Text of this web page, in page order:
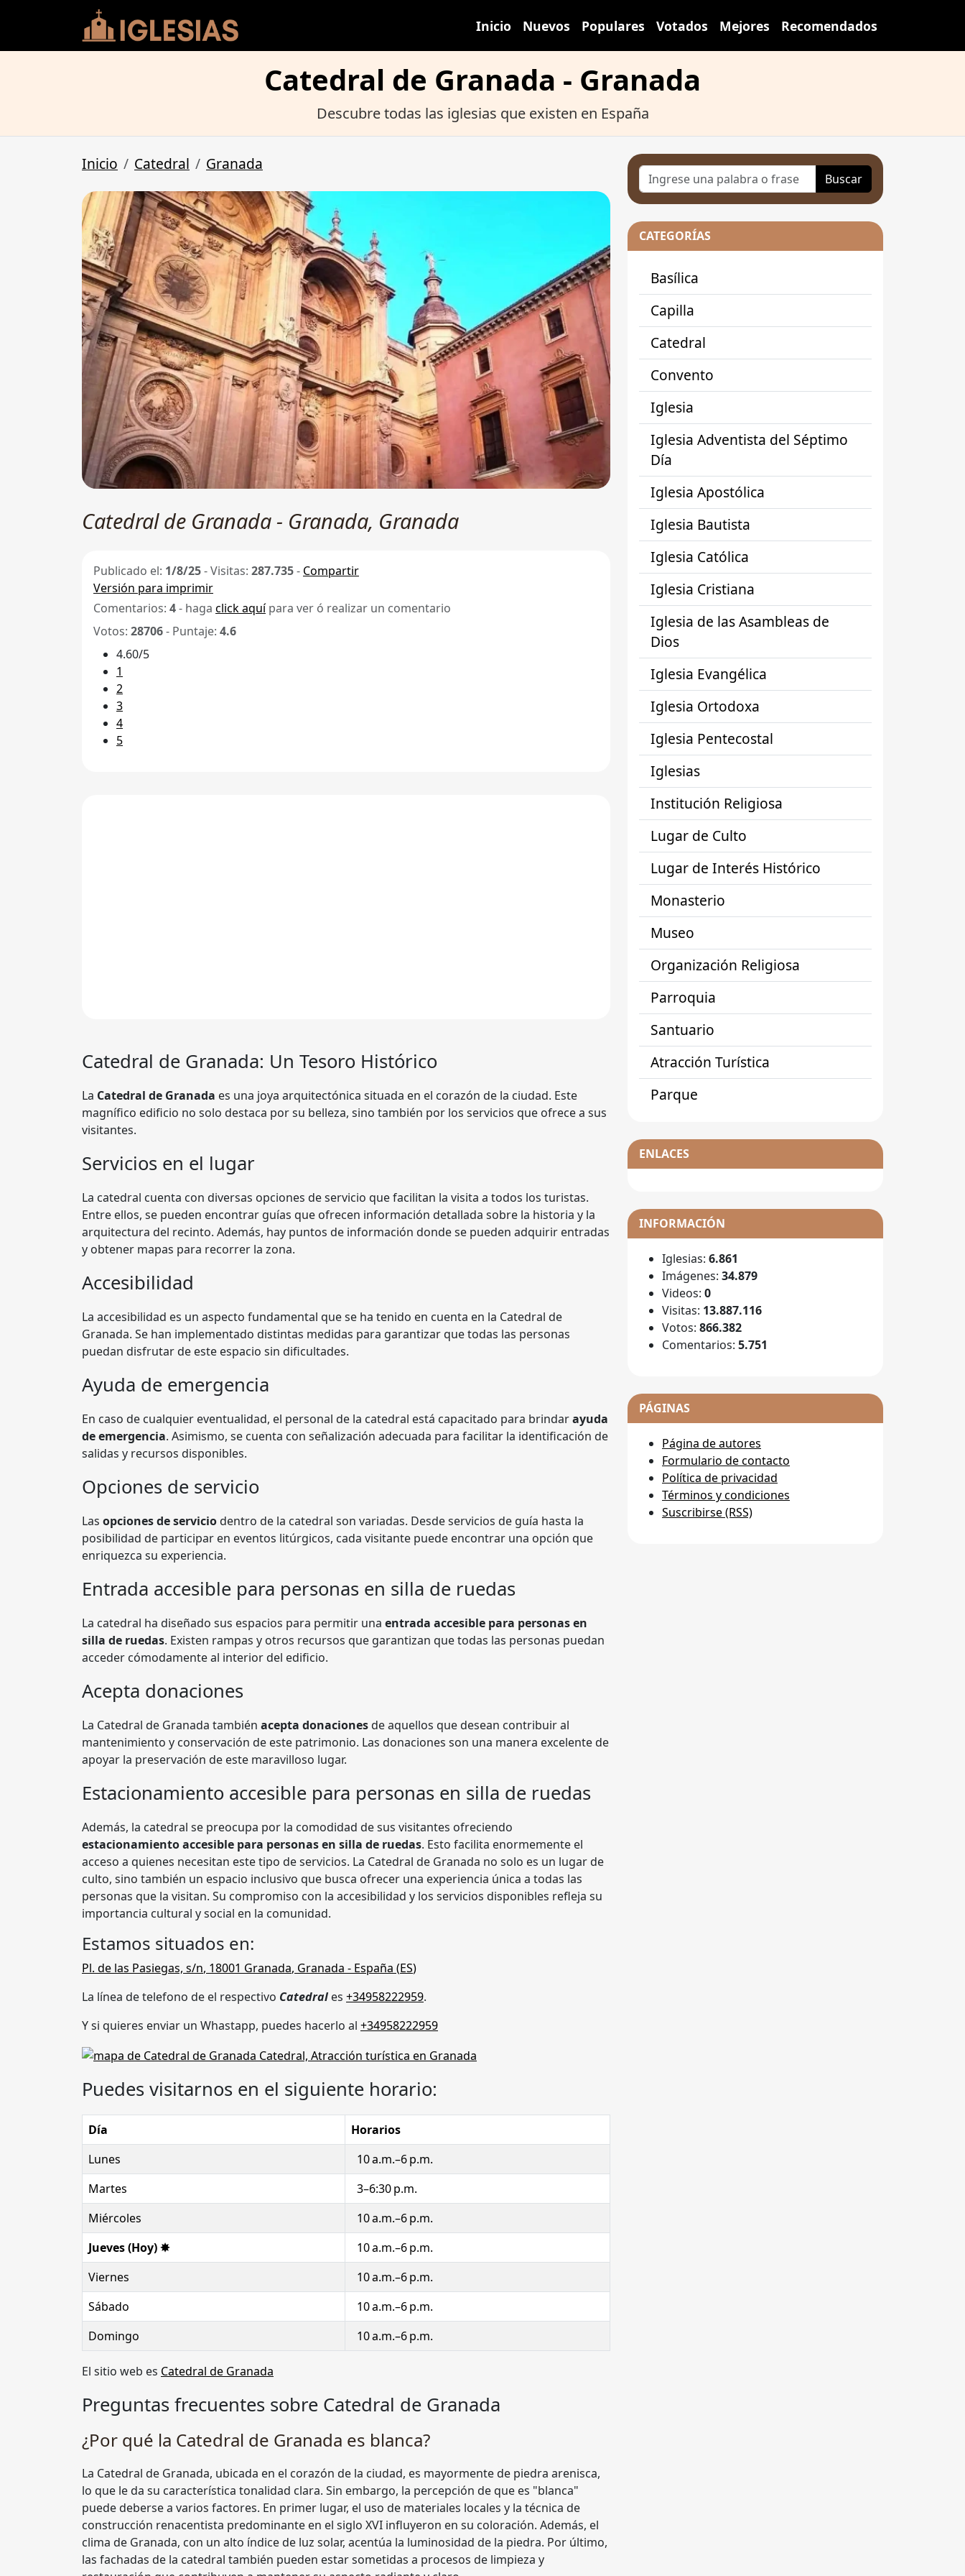
Inicio Nuevos Populares Votados Mejores Recomendados
Catedral de Granada - Granada
Descubre todas las iglesias que existen en España
Inicio Catedral Granada
Catedral de Granada - Granada, Granada
Publicado el: 1/8/25-Visitas: 287.735- Compartir
Versión para imprimir
Comentarios: 4- haga click aquípara ver ó realizar un comentario
Votos: 28706- Puntaje: 4.6
4.60/5
1
2
3
4
5
Catedral de Granada: Un Tesoro Histórico
La Catedral de Granada es una joya arquitectónica situada en el corazón de la ciudad. Este
magnífico edificio no solo destaca por su belleza, sino también por los servicios que ofrece a sus
visitantes.
Servicios en el lugar
La catedral cuenta con diversas opciones de servicio que facilitan la visita a todos los turistas.
Entre ellos, se pueden encontrar guías que ofrecen información detallada sobre la historia y la
arquitectura del recinto. Además, hay puntos de información donde se pueden adquirir entradas
y obtener mapas para recorrer la zona.
Accesibilidad
La accesibilidad es un aspecto fundamental que se ha tenido en cuenta en la Catedral de
Granada. Se han implementado distintas medidas para garantizar que todas las personas
puedan disfrutar de este espacio sin dificultades.
Ayuda de emergencia
En caso de cualquier eventualidad, el personal de la catedral está capacitado para brindarayuda
de emergencia. Asimismo, se cuenta con señalización adecuada para facilitar la identificación de
salidas y recursos disponibles.
Opciones de servicio
Las opciones de serviciodentro de la catedral son variadas. Desde servicios de guía hasta la
posibilidad de participar en eventos litúrgicos, cada visitante puede encontrar una opción que
enriquezca su experiencia.
Entrada accesible para personas en silla de ruedas
La catedral ha diseñado sus espacios para permitir una entrada accesible para personas en
silla de ruedas. Existen rampas y otros recursos que garantizan que todas las personas puedan
acceder cómodamente al interior del edificio.
Acepta donaciones
La Catedral de Granada también acepta donacionesde aquellos que desean contribuir al
mantenimiento y conservación de este patrimonio. Las donaciones son una manera excelente de
apoyar la preservación de este maravilloso lugar.
Estacionamiento accesible para personas en silla de ruedas
Además, la catedral se preocupa por la comodidad de sus visitantes ofreciendo
estacionamiento accesible para personas en silla de ruedas. Esto facilita enormemente el
acceso a quienes necesitan este tipo de servicios. La Catedral de Granada no solo es un lugar de
culto, sino también un espacio inclusivo que busca ofrecer una experiencia única a todas las
personas que la visitan. Su compromiso con la accesibilidad y los servicios disponibles refleja su
importancia cultural y social en la comunidad.
Estamos situados en:
Pl. de las Pasiegas, s/n, 18001 Granada, Granada - España (ES)
La línea de telefono de el respectivo Catedral es +34958222959.
Y si quieres enviar un Whastapp, puedes hacerlo al +34958222959
Puedes visitarnos en el siguiente horario:
Día
Horarios
Lunes
10 a.m.–6 p.m.
Martes
3–6:30 p.m.
Miércoles
10 a.m.–6 p.m.
Jueves (Hoy) ✸
10 a.m.–6 p.m.
Viernes
10 a.m.–6 p.m.
Sábado
10 a.m.–6 p.m.
Domingo
10 a.m.–6 p.m.
El sitio web es Catedral de Granada
Preguntas frecuentes sobre Catedral de Granada
¿Por qué la Catedral de Granada es blanca?
La Catedral de Granada, ubicada en el corazón de la ciudad, es mayormente de piedra arenisca,
lo que le da su característica tonalidad clara. Sin embargo, la percepción de que es "blanca"
puede deberse a varios factores. En primer lugar, el uso de materiales locales y la técnica de
construcción renacentista predominante en el siglo XVI influyeron en su coloración. Además, el
clima de Granada, con un alto índice de luz solar, acentúa la luminosidad de la piedra. Por último,
las fachadas de la catedral también pueden estar sometidas a procesos de limpieza y
Buscar
CATEGORÍAS
Basílica
Capilla
Catedral
Convento
Iglesia
Iglesia Adventista del Séptimo
Día
Iglesia Apostólica
Iglesia Bautista
Iglesia Católica
Iglesia Cristiana
Iglesia de las Asambleas de
Dios
Iglesia Evangélica
Iglesia Ortodoxa
Iglesia Pentecostal
Iglesias
Institución Religiosa
Lugar de Culto
Lugar de Interés Histórico
Monasterio
Museo
Organización Religiosa
Parroquia
Santuario
Atracción Turística
Parque
ENLACES
INFORMACIÓN
Iglesias: 6.861
Imágenes: 34.879
Videos: 0
Visitas: 13.887.116
Votos: 866.382
Comentarios: 5.751
PÁGINAS
Página de autores
Formulario de contacto
Política de privacidad
Términos y condiciones
Suscribirse (RSS)